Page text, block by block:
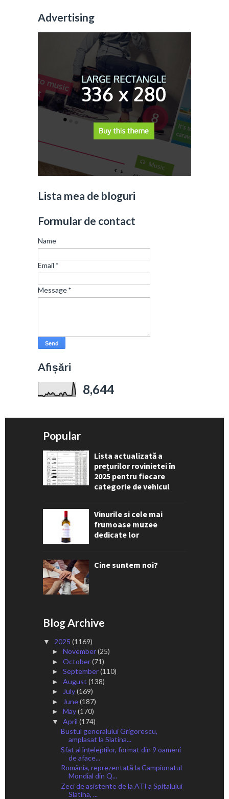
Advertising
Lista mea de bloguri
Formular de contact
Name
Email *
Message*
Afișări
8,644
Popular
Lista actualizată a
prețurilor rovinietei în
2025 pentru fiecare
categorie de vehicul
Vinurile si cele mai
frumoase muzee
dedicate lor
Cine suntem noi?
Blog Archive
▼ 2025 (1169)
► November(25)
► October(71)
► September(110)
► August (138)
► July(169)
► June(187)
► May(170)
▼ April (174)
Bustul generalului Grigorescu,
amplasat la Slatina...
Sfat al înțelepților, format din 9 oameni
de aface...
România, reprezentată la Campionatul
Mondial din Q...
Zeci de asistente de la ATI a Spitalului
Slatina, ...